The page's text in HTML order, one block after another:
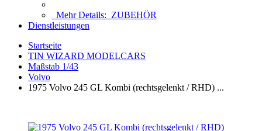
Mehr Details: ZUBEHÖR
Dienstleistungen
Startseite
TIN WIZARD MODELCARS
Maßstab 1/43
Volvo
1975 Volvo 245 GL Kombi (rechtsgelenkt / RHD) ...